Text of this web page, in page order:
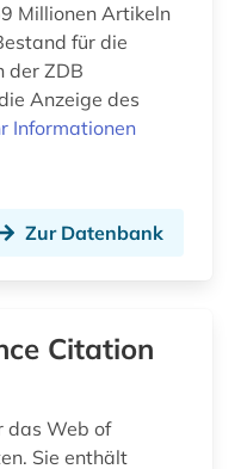
Millionen Artikeln
für die
der ZDB
Anzeige des
Informationen
Zur Datenbank
Citation
das Web of
Sie enthält